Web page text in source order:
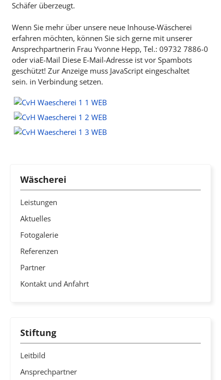
Schäfer überzeugt.
Wenn Sie mehr über unsere neue Inhouse-Wäscherei
erfahren möchten, können Sie sich gerne mit unserer
Ansprechpartnerin Frau Yvonne Hepp, Tel.: 09732 7886-0
oder viaE-Mail Diese E-Mail-Adresse ist vor Spambots
geschützt! Zur Anzeige muss JavaScript eingeschaltet
sein. in Verbindung setzen.
Wäscherei
Leistungen
Aktuelles
Fotogalerie
Referenzen
Partner
Kontakt und Anfahrt
Stiftung
Leitbild
Ansprechpartner